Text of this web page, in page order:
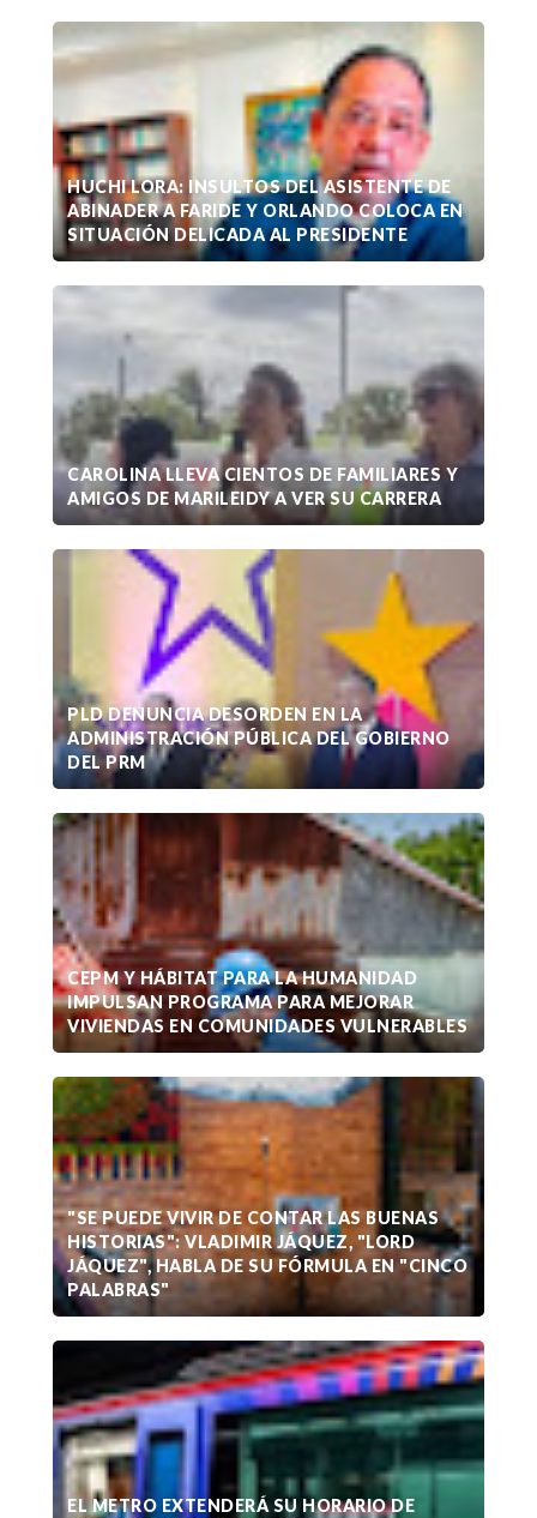
HUCHI LORA: INSULTOS DEL ASISTENTE DE
ABINADER A FARIDE Y ORLANDO COLOCA EN
SITUACIÓN DELICADA AL PRESIDENTE
CAROLINA LLEVA CIENTOS DE FAMILIARES Y
AMIGOS DE MARILEIDY A VER SU CARRERA
PLD DENUNCIA DESORDEN EN LA
ADMINISTRACIÓN PÚBLICA DEL GOBIERNO
DEL PRM
CEPM Y HÁBITAT PARA LA HUMANIDAD
IMPULSAN PROGRAMA PARA MEJORAR
VIVIENDAS EN COMUNIDADES VULNERABLES
"SE PUEDE VIVIR DE CONTAR LAS BUENAS
HISTORIAS": VLADIMIR JÁQUEZ, "LORD
JÁQUEZ", HABLA DE SU FÓRMULA EN "CINCO
PALABRAS"
EL METRO EXTENDERÁ SU HORARIO DE